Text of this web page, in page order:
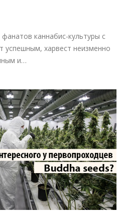
каннабис-культуры с
успешным, харвест неизменно
и…